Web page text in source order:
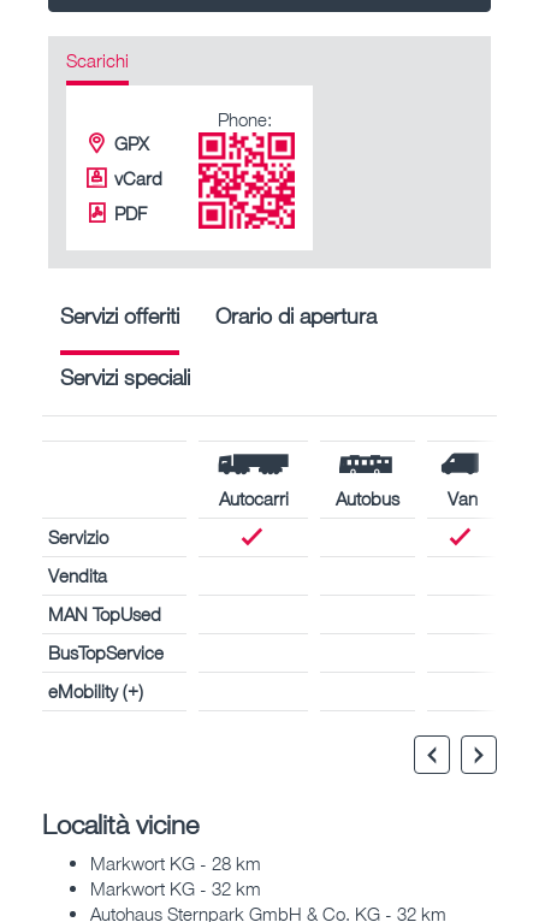
Scarichi
GPX
vCard
PDF
Phone:
Servizi offeriti Orario di apertura
Servizi speciali
Autocarri Autobus
Van
Servizio
Vendita
MAN TopUsed
BusTopService
eMobility (+)
Località vicine
Markwort KG - 28 km
Markwort KG - 32 km
Autohaus Sternpark GmbH & Co. KG - 32 km